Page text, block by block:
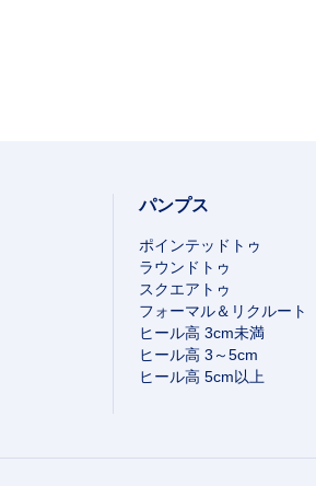
パンプス
ポインテッドトゥ
ラウンドトゥ
スクエアトゥ
フォーマル＆リクルート
ヒール高 3cm未満
ヒール高 3～5cm
ヒール高 5cm以上